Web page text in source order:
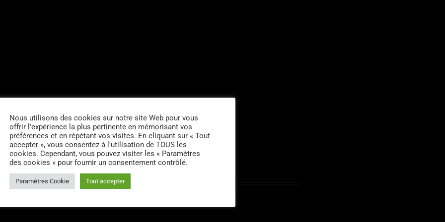
D’ARTICLES (0)
Nous utilisons des cookies sur notre site Web pour vous
offrir l'expérience la plus pertinente en mémorisant vos
préférences et en répétant vos visites. En cliquant sur « Tout
accepter », vous consentez à l'utilisation de TOUS les
cookies. Cependant, vous pouvez visiter les « Paramètres
des cookies » pour fournir un consentement contrôlé.
Paramètres Cookie Tout accepter